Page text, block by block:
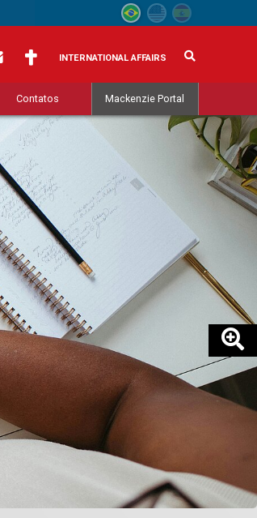
INTERNATIONAL AFFAIRS
Contatos Mackenzie Portal